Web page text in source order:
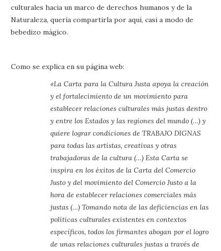
culturales hacia un marco de derechos humanos y de la
Naturaleza, quería compartirla por aquí, casi a modo de
bebedizo mágico.
Como se explica en su página web:
«La Carta para la Cultura Justa apoya la creación
y el fortalecimiento de un movimiento para
establecer relaciones culturales más justas dentro
y entre los Estados y las regiones del mundo (…) y
quiere lograr condiciones de TRABAJO DIGNAS
para todas las artistas, creativas y otras
trabajadoras de la cultura (…) Esta Carta se
inspira en los éxitos de la Carta del Comercio
Justo y del movimiento del Comercio Justo a la
hora de establecer relaciones comerciales más
justas (…) Tomando nota de las deficiencias en las
políticas culturales existentes en contextos
específicos, todos los firmantes abogan por el logro
de unas relaciones culturales justas a través de